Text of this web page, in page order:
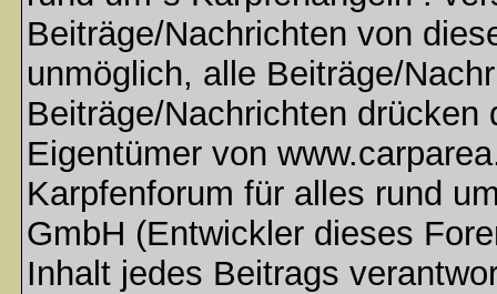
Beiträge/Nachrichten von
unmöglich, alle Beiträge/
Beiträge/Nachrichten
Eigentümer von
Karpfenforum für alles rund
GmbH (Entwickler dieses
Inhalt jedes Beitrags